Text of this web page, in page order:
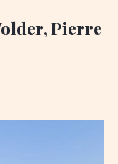
Pierre